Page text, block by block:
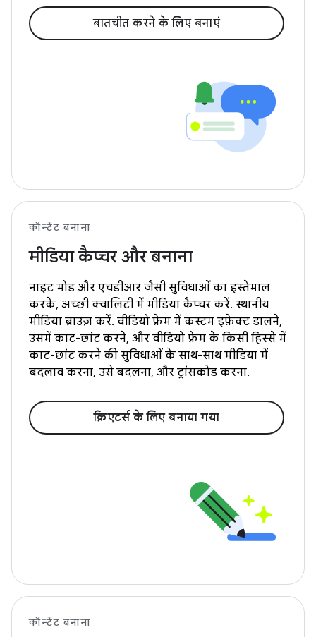
बातचीत करने के लिए बनाएं
कॉन्टेंट बनाना
मीडिया कैप्चर और बनाना
नाइट मोड और एचडीआर जैसी सुविधाओं का इस्तेमाल
करके, अच्छी क्वालिटी में मीडिया कैप्चर करें. स्थानीय
मीडिया ब्राउज़ करें. वीडियो फ़्रेम में कस्टम इफ़ेक्ट डालने,
उसमें काट-छांट करने, और वीडियो फ़्रेम के किसी हिस्से में
काट-छांट करने की सुविधाओं के साथ-साथ मीडिया में
बदलाव करना, उसे बदलना, और ट्रांसकोड करना.
क्रिएटर्स के लिए बनाया गया
कॉन्टेंट बनाना